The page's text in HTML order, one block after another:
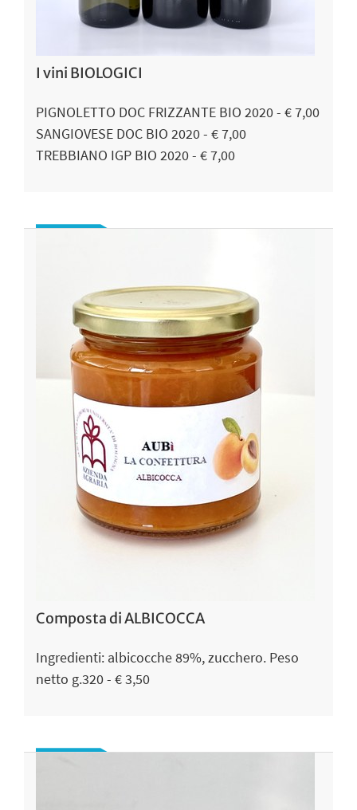
I vini BIOLOGICI
PIGNOLETTO DOC FRIZZANTE BIO 2020 - € 7,00
SANGIOVESE DOC BIO 2020 - € 7,00
TREBBIANO IGP BIO 2020 - € 7,00
Composta di ALBICOCCA
Ingredienti: albicocche 89%, zucchero. Peso
netto g.320 - € 3,50